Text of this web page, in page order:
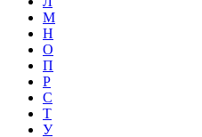
М
Н
О
П
Р
С
Т
У